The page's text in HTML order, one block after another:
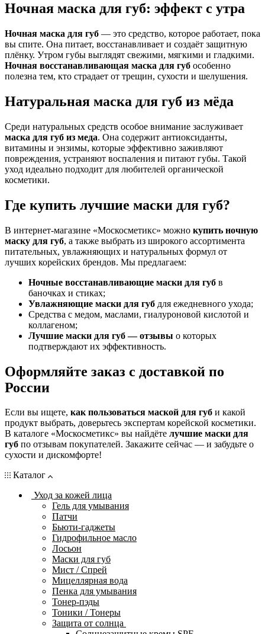
Ночная маска для губ: эффект с утра
Ночная маска для губ — это средство, которое работает, пока
вы спите. Она питает, восстанавливает и создаёт защитную
плёнку. Утром губы выглядят свежими, мягкими и гладкими.
Ночная восстанавливающая маска для губ особенно
полезна тем, кто страдает от трещин, сухости и шелушения.
Натуральная маска для губ из мёда
Среди натуральных средств особое внимание заслуживает
маска для губ из меда. Она содержит антиоксиданты,
витамины и энзимы, которые эффективно заживляют
повреждения, устраняют воспаления и питают губы. Такой
уход идеально подходит для любителей органической
косметики.
Где купить лучшие маски для губ?
В интернет-магазине «Москосметикс» можно купить ночную
маску для губ, а также выбрать из широкого ассортимента
питательных, увлажняющих и натуральных формул от
лучших корейских брендов. Мы предлагаем:
Ночные восстанавливающие маски для губ в
баночках и стиках;
Увлажняющие маски для губ для ежедневного ухода;
Средства с медом, маслами, гиалуроновой кислотой и
коллагеном;
Лучшие маски для губ — отзывы о которых
подтверждают их эффективность.
Оформляйте заказ с доставкой по
России
Если вы ищете, как пользоваться маской для губ и какой
продукт выбрать, доверьтесь экспертам корейской косметики.
В каталоге «Москосметикс» вы найдёте лучшие маски для
губ по отзывам покупателей. Закажите сейчас — и забудьте о
сухости и дискомфорте!
Каталог
Уход за кожей лица
Гель для умывания
Патчи
Бьюти-гаджеты
Гидрофильное масло
Лосьон
Маски для губ
Мист / Спрей
Мицеллярная вода
Пенка для умывания
Тонер-пэды
Тоники / Тонеры
Защита от солнца